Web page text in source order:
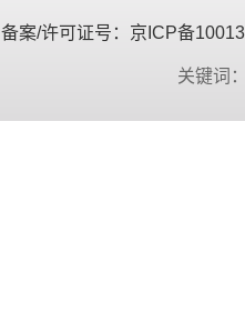
备案/许可证号：京ICP备
关键词